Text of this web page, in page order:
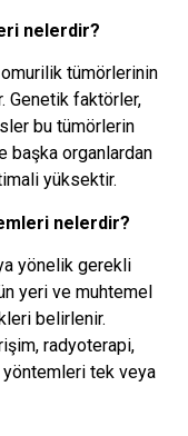
nelerdir?
tümörlerinin
Genetik faktörler,
bu tümörlerin
başka organlardan
yüksektir.
nelerdir?
yönelik gerekli
yeri ve muhtemel
belirlenir.
radyoterapi,
tek veya